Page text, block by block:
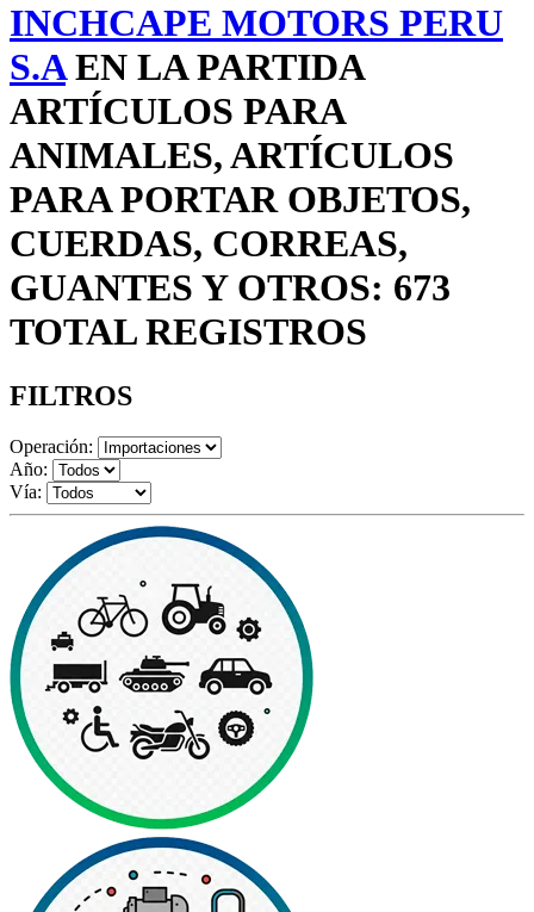
INCHCAPE MOTORS PERU
S.AEN LA PARTIDA
ARTÍCULOS PARA
ANIMALES, ARTÍCULOS
PARA PORTAR OBJETOS,
CUERDAS, CORREAS,
GUANTES Y OTROS: 673
TOTAL REGISTROS
FILTROS
Operación:
Año:
Vía: